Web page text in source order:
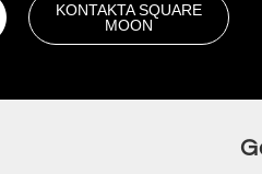
KONTAKTA SQUARE
MOON